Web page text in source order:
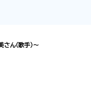
ん（歌手）～